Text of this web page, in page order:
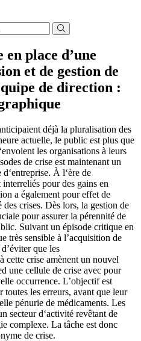
place d’une
et de gestion de
de direction :
déjà la pluralisation des
actuelle, le public est plus que
les organisations à leurs
de crise est maintenant un
À l‘ère de
pour des gains en
a également pour effet de
crises. Dès lors, la gestion de
pour assurer la pérennité de
Suivant un épisode critique en
très sensible à l’acquisition de
que les
cette crise amènent un nouvel
une cellule de crise avec pour
occurrence. L’objectif est
les erreurs, avant que leur
pénurie de médicaments. Les
secteur d‘activité revêtant de
complexe. La tâche est donc
de crise.